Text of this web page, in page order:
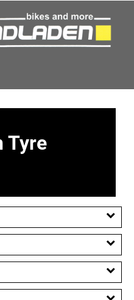
Tyre
EUR
EUR